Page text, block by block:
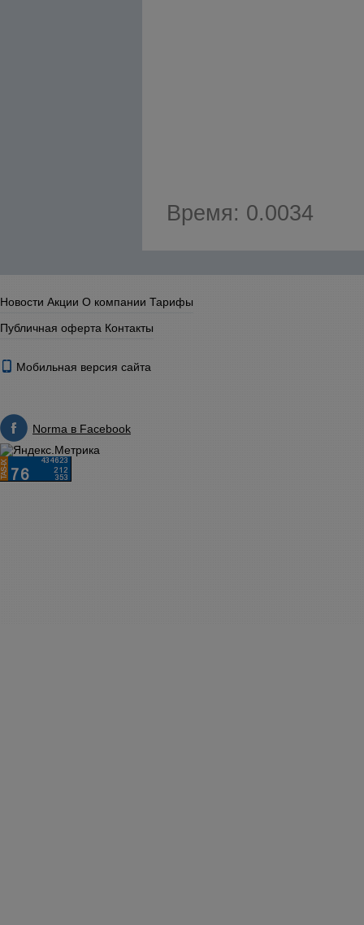
Время: 0.0034
Новости Акции О компании Тарифы
Публичная оферта Контакты
Мобильная версия сайта
Norma в Facebook